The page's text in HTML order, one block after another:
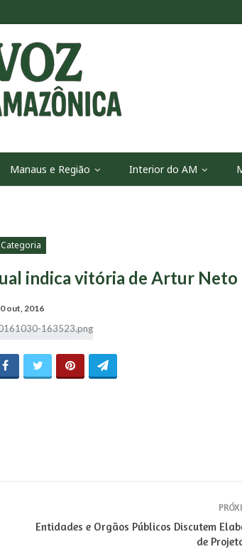
Manaus e Região Interior do AM
indica vitória de Artur Neto
out, 2016
Entidades e Orgãos Públicos Discutem
de